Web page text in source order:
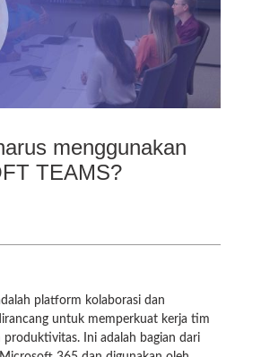
menggunakan
TEAMS?
platform kolaborasi dan
untuk memperkuat kerja tim
produktivitas. Ini adalah bagian dari